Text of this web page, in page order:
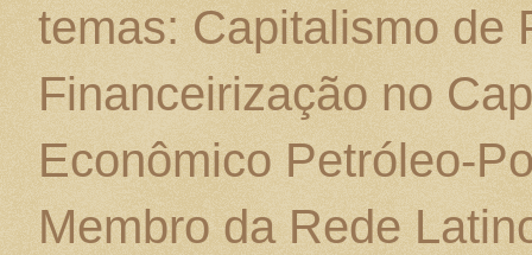
temas: Capitalismo de
Financeirização no
Econômico Petróleo-
Membro da Rede